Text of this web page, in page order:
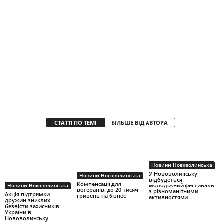
СТАТТІ ПО ТЕМІ БІЛЬШЕ ВІД АВТОРА
Новини Нововолинська
Акція підтримки
дружин зниклих
безвісти захисників
України в
Нововолинську
Новини Нововолинська
Компенсації для
ветеранів: до 20 тисяч
гривень на бізнес
Новини Нововолинська
У Нововолинську
відбудеться
молодіжний фестиваль
з різноманітними
активностями